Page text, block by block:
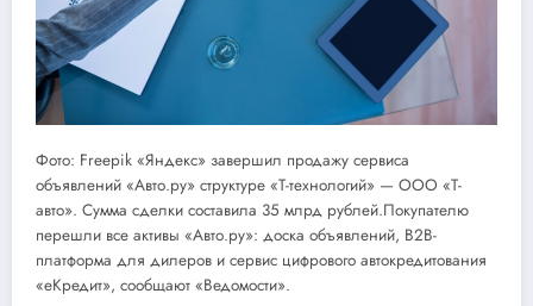
Фото: Freepik «Яндекс» завершил продажу сервиса
объявлений «Авто.ру» структуре «Т-технологий» — ООО «Т-
авто». Сумма сделки составила 35 млрд рублей.Покупателю
перешли все активы «Авто.ру»: доска объявлений, B2B-
платформа для дилеров и сервис цифрового автокредитования
«еКредит», сообщают «Ведомости».